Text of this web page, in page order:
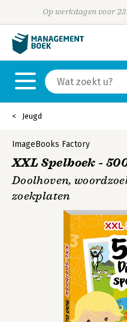
Op werkdagen voor
Jeugd
ImageBooks Factory
XXL Spelboek -
Doolhoven,
zoekplaten